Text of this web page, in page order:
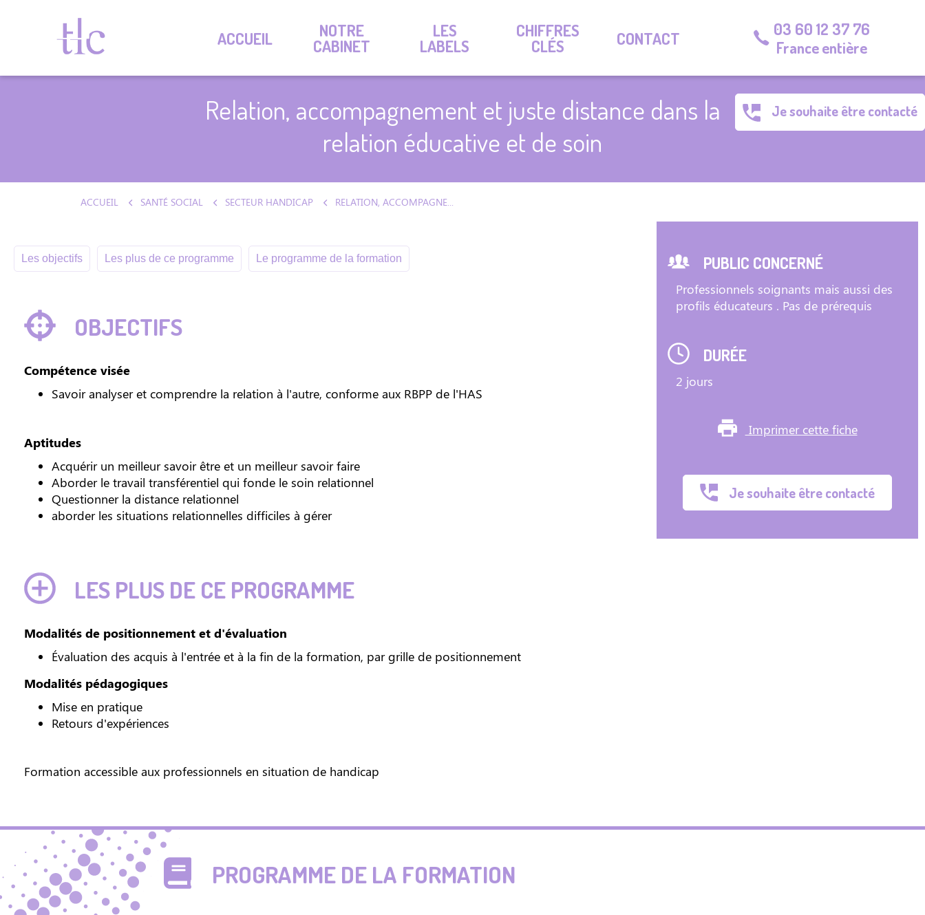
ACCUEIL NOTRE
CABINET
LES
LABELS
CHIFFRES
CLÉS CONTACT 03 60 12 37 76
France entière
Relation, accompagnement et juste distance dans la
relation éducative et de soin
Je souhaite être contacté
ACCUEIL SANTÉ SOCIAL SECTEUR HANDICAP RELATION, ACCOMPAGNEMENT ET JUSTE DISTANCE DANS LA RELATION ÉDUCATIVE ET DE SOIN
Les objectifs Les plus de ce programme Le programme de la formation
OBJECTIFS
Compétence visée
Savoir analyser et comprendre la relation à l'autre, conforme aux RBPP de l'HAS
Aptitudes
Acquérir un meilleur savoir être et un meilleur savoir faire
Aborder le travail transférentiel qui fonde le soin relationnel
Questionner la distance relationnel
aborder les situations relationnelles difficiles à gérer
LES PLUS DE CE PROGRAMME
Modalités de positionnement et d'évaluation
Évaluation des acquis à l'entrée et à la fin de la formation, par grille de positionnement
Modalités pédagogiques
Mise en pratique
Retours d'expériences
Formation accessible aux professionnels en situation de handicap
PUBLIC CONCERNÉ
Professionnels soignants mais aussi des
profils éducateurs . Pas de prérequis
DURÉE
2 jours
Imprimer cette fiche
Je souhaite être contacté
PROGRAMME DE LA FORMATION